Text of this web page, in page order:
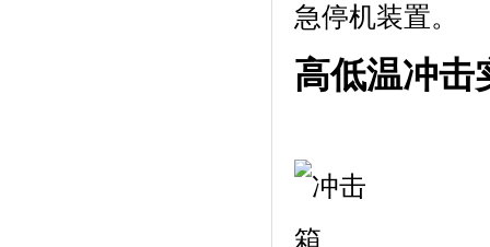
急停机装置。
高低温冲击